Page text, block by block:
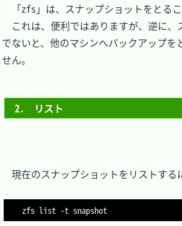
「zfs」は、スナップショットをとるこ
これは、便利ではありますが、逆に、
でないと、他のマシンへバックアップを
せん。
2.　リスト
現在のスナップショットをリストする
zfs list -t